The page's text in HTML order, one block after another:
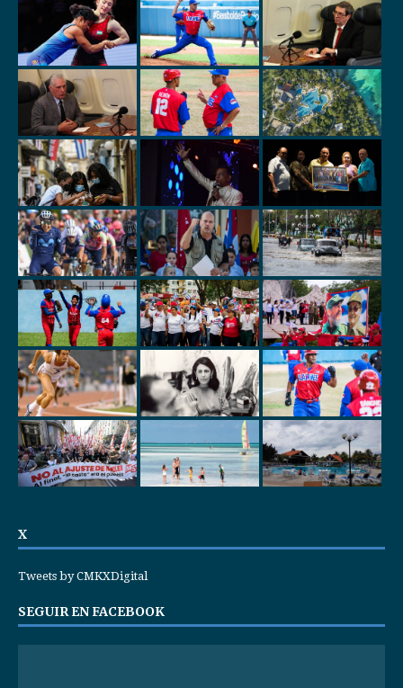
X
Tweets by CMKXDigital
SEGUIR EN FACEBOOK